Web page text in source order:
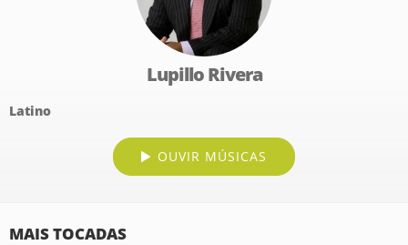
Lupillo Rivera
Latino
OUVIR MÚSICAS
MAIS TOCADAS